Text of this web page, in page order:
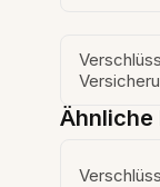
Ähnliche